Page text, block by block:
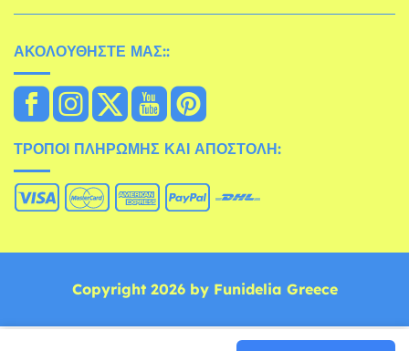
ΑΚΟΛΟΥΘΉΣΤΕ ΜΑΣ::
ΤΡΌΠΟΙ ΠΛΗΡΩΜΉΣ ΚΑΙ ΑΠΟΣΤΟΛΉ:
Copyright 2026 by Funidelia Greece